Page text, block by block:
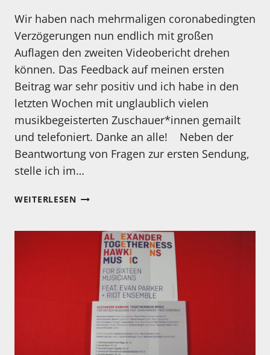
Wir haben nach mehrmaligen coronabedingten
Verzögerungen nun endlich mit großen
Auflagen den zweiten Videobericht drehen
können. Das Feedback auf meinen ersten
Beitrag war sehr positiv und ich habe in den
letzten Wochen mit unglaublich vielen
musikbegeisterten Zuschauer*innen gemailt
und telefoniert. Danke an alle! Neben der
Beantwortung von Fragen zur ersten Sendung,
stelle ich im…
WEITERLESEN2